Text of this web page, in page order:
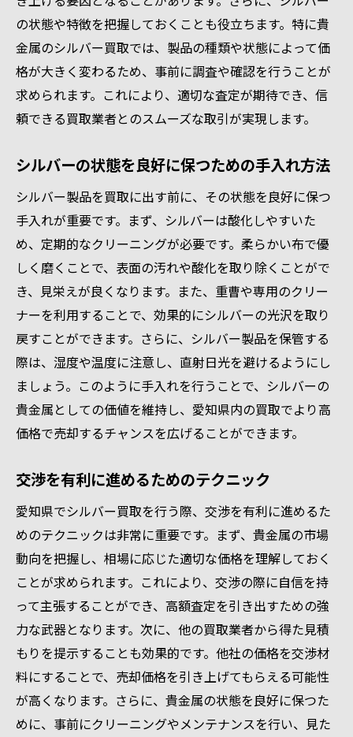
の状態や特徴を把握しておくことも役立ちます。特に貴
金属のシルバー買取では、製品の種類や状態によって価
格が大きく変わるため、事前に調査や確認を行うことが
求められます。これにより、適切な査定が期待でき、信
頼できる買取業者とのスムーズな取引が実現します。
シルバーの状態を良好に保つための手入れ方法
シルバー製品を買取に出す前に、その状態を良好に保つ
手入れが重要です。まず、シルバーは酸化しやすいた
め、定期的なクリーニングが必要です。柔らかい布で優
しく磨くことで、表面の汚れや酸化を取り除くことがで
き、見栄えが良くなります。また、重曹や専用のクリー
ナーを利用することで、効果的にシルバーの光沢を取り
戻すことができます。さらに、シルバー製品を保管する
際は、湿度や温度に注意し、直射日光を避けるようにし
ましょう。このように手入れを行うことで、シルバーの
貴金属としての価値を維持し、愛知県内の買取でより高
価格で売却するチャンスを広げることができます。
交渉を有利に進めるためのテクニック
愛知県でシルバー買取を行う際、交渉を有利に進めるた
めのテクニックは非常に重要です。まず、貴金属の市場
動向を把握し、相場に応じた適切な価格を理解しておく
ことが求められます。これにより、交渉の際に自信を持
って主張することができ、高額査定を引き出すための強
力な武器となります。次に、他の買取業者から得た見積
もりを提示することも効果的です。他社の価格を交渉材
料にすることで、売却価格を引き上げてもらえる可能性
が高くなります。さらに、貴金属の状態を良好に保つた
めに、事前にクリーニングやメンテナンスを行い、見た